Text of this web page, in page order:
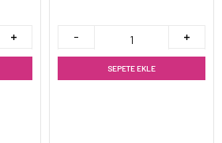
SEPETE EKLE